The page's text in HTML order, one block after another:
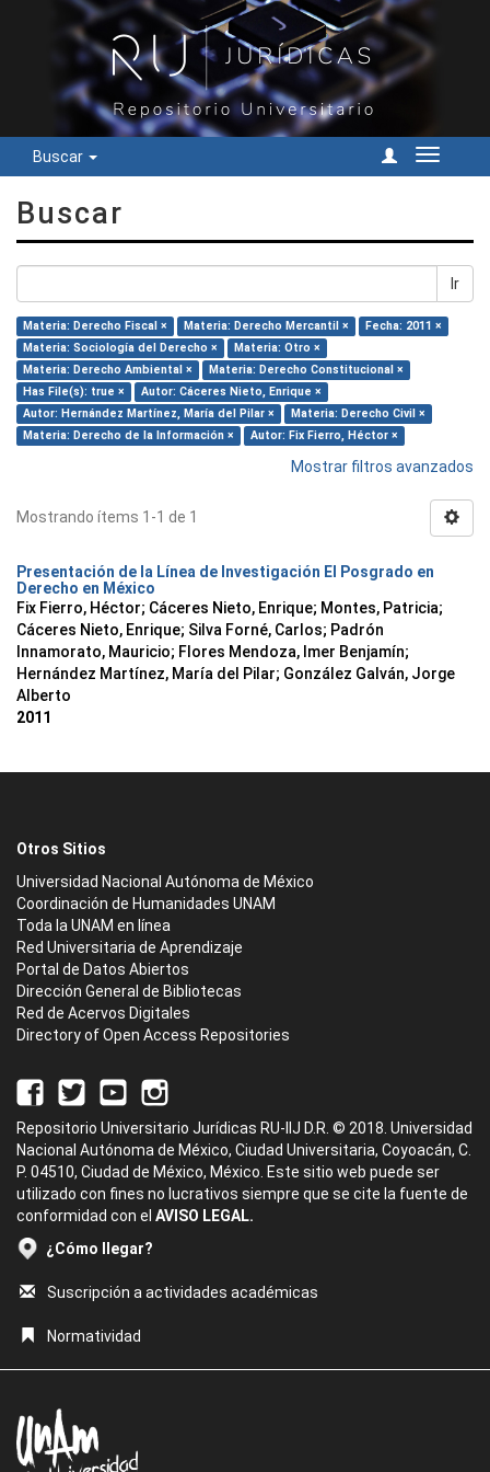
Buscar
Cambiar
Buscar
Ir
Materia: Derecho Fiscal × Materia: Derecho Mercantil ×
Fecha: 2011 ×
Materia: Sociología del Derecho ×
Materia: Otro ×
Materia: Derecho Ambiental ×
Materia: Derecho Constitucional ×
Has File(s): true ×
Autor: Cáceres Nieto, Enrique ×
Autor: Hernández Martínez, María del Pilar ×
Materia: Derecho Civil ×
Materia: Derecho de la Información ×
Autor: Fix Fierro, Héctor ×
Mostrar filtros avanzados
Mostrando ítems 1-1 de 1
Presentación de la Línea de Investigación El Posgrado en
Derecho en México
Fix Fierro, Héctor; Cáceres Nieto, Enrique; Montes, Patricia;
Cáceres Nieto, Enrique; Silva Forné, Carlos; Padrón
Innamorato, Mauricio; Flores Mendoza, Imer Benjamín;
Hernández Martínez, María del Pilar; González Galván, Jorge
Alberto
2011
Otros Sitios
Universidad Nacional Autónoma de México
Coordinación de Humanidades UNAM
Toda la UNAM en línea
Red Universitaria de Aprendizaje
Portal de Datos Abiertos
Dirección General de Bibliotecas
Red de Acervos Digitales
Directory of Open Access Repositories
Repositorio Universitario Jurídicas RU-IIJ D.R. © 2018. Universidad
Nacional Autónoma de México, Ciudad Universitaria, Coyoacán, C.
P. 04510, Ciudad de México, México. Este sitio web puede ser
utilizado con fines no lucrativos siempre que se cite la fuente de
conformidad con el AVISO LEGAL.
¿Cómo llegar?
Suscripción a actividades académicas
Normatividad